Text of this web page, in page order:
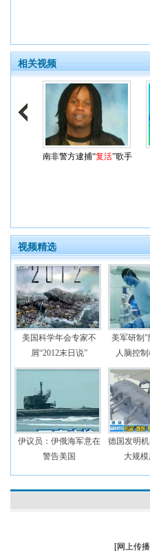
相关视频
南非警方逮捕“复活”歌手
视频精选
美国科学年会专家不
屑“2012末日说”
美军研制"
人脑控
伊议员：伊俄海军意在
警告美国
德国发明
大规
[网上传